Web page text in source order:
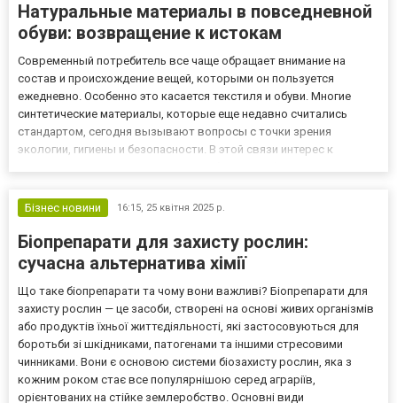
Натуральные материалы в повседневной
обуви: возвращение к истокам
Современный потребитель все чаще обращает внимание на
состав и происхождение вещей, которыми он пользуется
ежедневно. Особенно это касается текстиля и обуви. Многие
синтетические материалы, которые еще недавно считались
стандартом, сегодня вызывают вопросы с точки зрения
экологии, гигиены и безопасности. В этой связи интерес к
древнейших и наиболее униве...
Бізнес новини 16:15, 25 квітня 2025 р.
Біопрепарати для захисту рослин:
сучасна альтернатива хімії
Що таке біопрепарати та чому вони важливі? Біопрепарати для
захисту рослин — це засоби, створені на основі живих організмів
або продуктів їхньої життєдіяльності, які застосовуються для
боротьби зі шкідниками, патогенами та іншими стресовими
чинниками. Вони є основою системи біозахисту рослин, яка з
кожним роком стає все популярнішою серед аграріїв,
орієнтованих на стійке землеробство. Основні види